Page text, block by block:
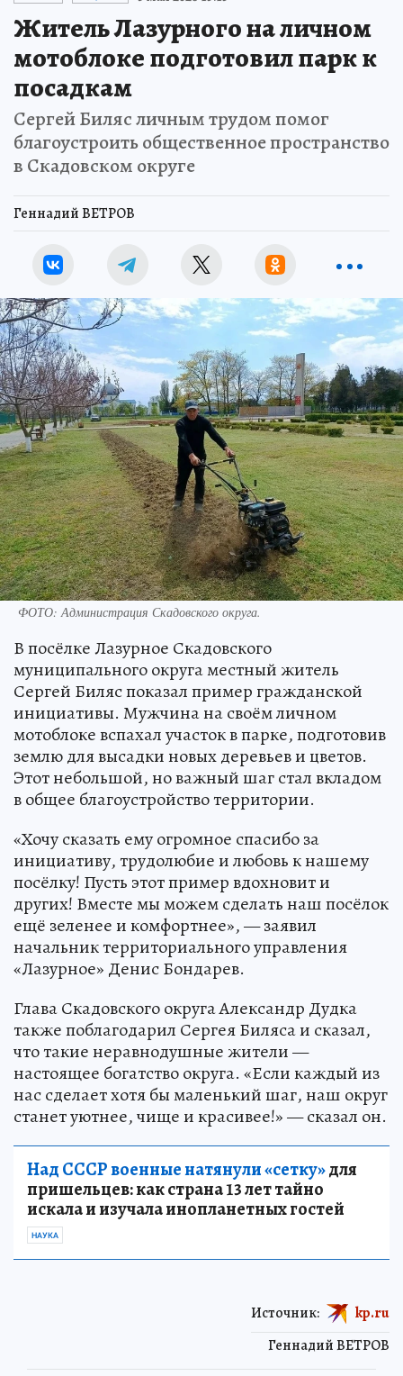
Житель Лазурного на личном
мотоблоке подготовил парк к
посадкам
Сергей Биляс личным трудом помог
благоустроить общественное пространство
в Скадовском округе
Геннадий ВЕТРОВ
ФОТО: Администрация Скадовского округа.
В посёлке Лазурное Скадовского
муниципального округа местный житель
Сергей Биляс показал пример гражданской
инициативы. Мужчина на своём личном
мотоблоке вспахал участок в парке, подготовив
землю для высадки новых деревьев и цветов.
Этот небольшой, но важный шаг стал вкладом
в общее благоустройство территории.
«Хочу сказать ему огромное спасибо за
инициативу, трудолюбие и любовь к нашему
посёлку! Пусть этот пример вдохновит и
других! Вместе мы можем сделать наш посёлок
ещё зеленее и комфортнее», — заявил
начальник территориального управления
«Лазурное» Денис Бондарев.
Глава Скадовского округа Александр Дудка
также поблагодарил Сергея Биляса и сказал,
что такие неравнодушные жители —
настоящее богатство округа. «Если каждый из
нас сделает хотя бы маленький шаг, наш округ
станет уютнее, чище и красивее!» — сказал он.
Над СССР военные натянули «сетку»для
пришельцев: как страна 13 лет тайно
искала и изучала инопланетных гостей
НАУКА
Геннадий ВЕТРОВ
Источник: kp.ru